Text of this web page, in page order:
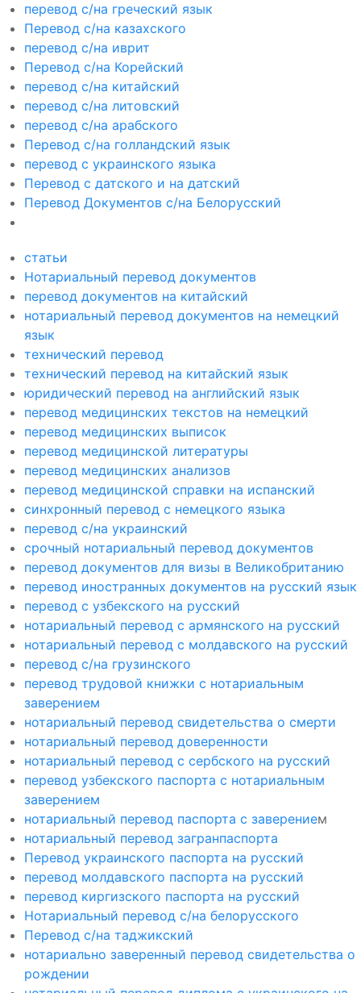
перевод с/на греческий язык
Перевод с/на казахского
перевод с/на иврит
Перевод с/на Корейский
перевод с/на китайский
перевод с/на литовский
перевод с/на арабского
Перевод с/на голландский язык
перевод с украинского языка
Перевод с датского и на датский
Перевод Документов с/на Белорусский
статьи
Нотариальный перевод документов
перевод документов на китайский
нотариальный перевод документов на немецкий
язык
технический перевод
технический перевод на китайский язык
юридический перевод на английский язык
перевод медицинских текстов на немецкий
перевод медицинских выписок
перевод медицинской литературы
перевод медицинских анализов
перевод медицинской справки на испанский
синхронный перевод с немецкого языка
перевод с/на украинский
срочный нотариальный перевод документов
перевод документов для визы в Великобританию
перевод иностранных документов на русский язык
перевод с узбекского на русский
нотариальный перевод с армянского на русский
нотариальный перевод с молдавского на русский
перевод с/на грузинского
перевод трудовой книжки с нотариальным
заверением
нотариальный перевод свидетельства о смерти
нотариальный перевод доверенности
нотариальный перевод с сербского на русский
перевод узбекского паспорта с нотариальным
заверением
нотариальный перевод паспорта с заверением
нотариальный перевод загранпаспорта
Перевод украинского паспорта на русский
перевод молдавского паспорта на русский
перевод киргизского паспорта на русский
Нотариальный перевод с/на белорусского
Перевод с/на таджикский
нотариально заверенный перевод свидетельства о
рождении